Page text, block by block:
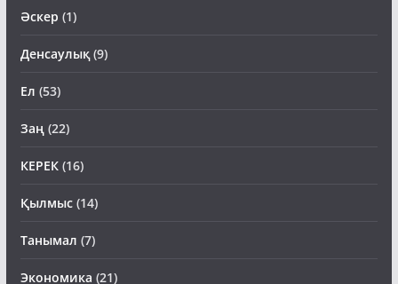
Әскер (1)
Денсаулық(9)
Ел (53)
Заң(22)
КЕРЕК(16)
Қылмыс(14)
Танымал (7)